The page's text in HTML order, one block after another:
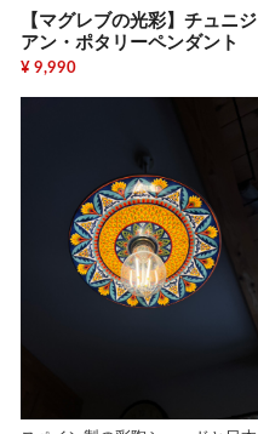
【マグレブの光彩】チュニジ
アン・ポタリーペンダント
¥ 9,990